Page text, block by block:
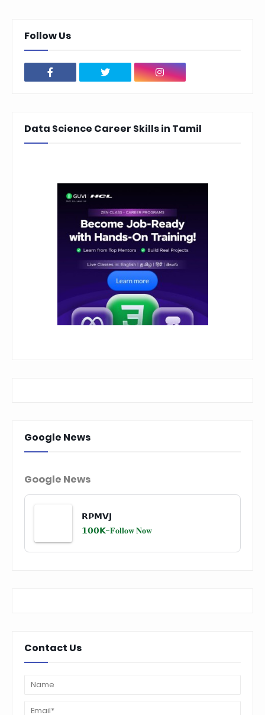
Follow Us
Data Science Career Skills in Tamil
Google News
Google News
𝗥𝗣𝗠𝗩𝗝
𝟭𝟬𝟬𝗞-𝐅𝐨𝐥𝐥𝐨𝐰 𝐍𝐨𝐰
Contact Us